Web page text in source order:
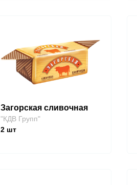
Загорская сливочная
"КДВ Групп"
2 шт